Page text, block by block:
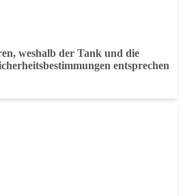
weshalb der Tank und die
entsprechen